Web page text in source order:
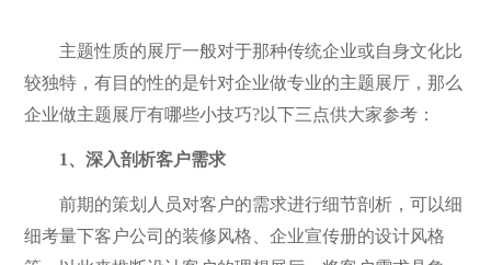
主题性质的展厅一般对于那种传统企业或自身文化比
较独特，有目的性的是针对企业做专业的主题展厅，那么
企业做主题展厅有哪些小技巧?以下三点供大家参考：
1、深入剖析客户需求
前期的策划人员对客户的需求进行细节剖析，可以细
细考量下客户公司的装修风格、企业宣传册的设计风格